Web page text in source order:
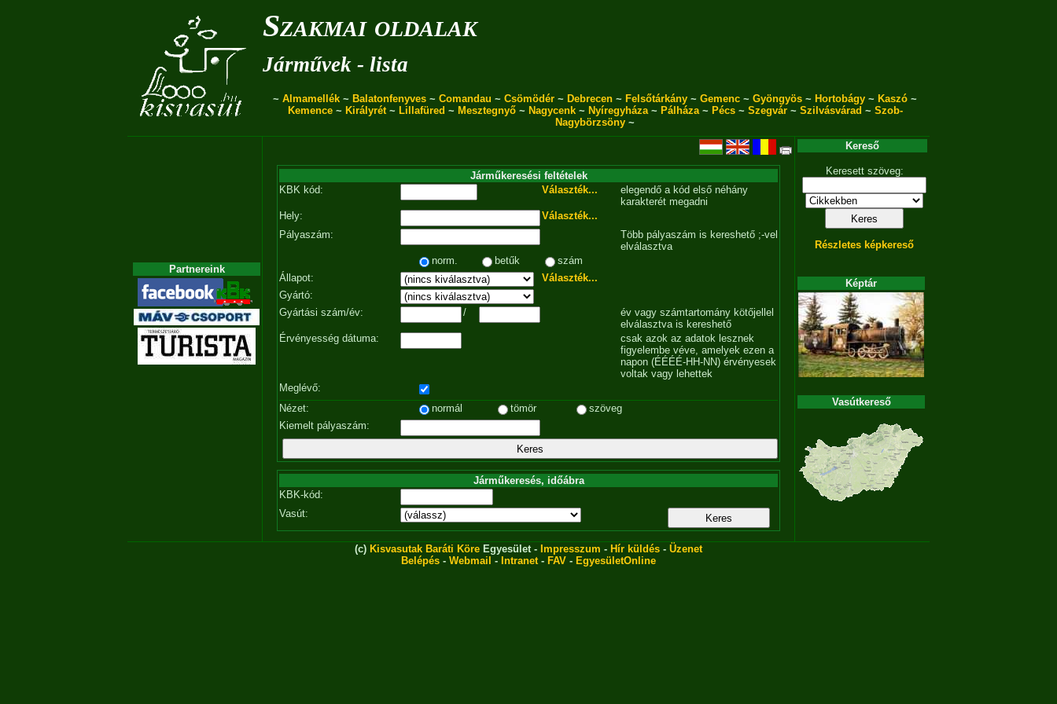
Szakmai oldalak
Járművek - lista
~ Almamellék ~ Balatonfenyves ~ Comandau ~ Csömödér ~ Debrecen ~ Felsőtárkány ~ Gemenc ~ Gyöngyös ~ Hortobágy ~ Kaszó ~
Kemence~ Királyrét~ Lillafüred ~ Mesztegnyő~ Nagycenk~ Nyíregyháza~ Pálháza~ Pécs~ Szegvár~ Szilvásvárad ~ Szob-
Nagybörzsöny ~
Partnereink
Járműkeresési feltételek
KBK kód:
Választék...
elegendő a kód első néhány
karakterét megadni
Hely:
Választék...
Pályaszám:
Több pályaszám is kereshető ;-vel
elválasztva
norm.
betűk
szám
Állapot:
Választék...
Gyártó:
Gyártási szám/év:
/
év vagy számtartomány kötőjellel
elválasztva is kereshető
Érvényesség dátuma:
csak azok az adatok lesznek
figyelembe véve, amelyek ezen a
napon (ÉÉÉÉ-HH-NN) érvényesek
voltak vagy lehettek
Meglévő:
Nézet:
normál tömör
szöveg
Kiemelt pályaszám:
Járműkeresés, időábra
KBK-kód:
Vasút:
Kereső
Keresett szöveg:
Részletes képkereső
Képtár
Vasútkereső
(c) Kisvasutak Baráti Köre Egyesület - Impresszum - Hír küldés - Üzenet
Belépés - Webmail - Intranet- FAV - EgyesületOnline